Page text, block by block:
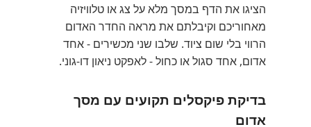
הציגו את הדף במסך מלא על צג או טלוויזיה
מאחוריכם וקיבלתם את מראה החדר האדום
הרווי בלי שום ציוד. שלבו שני מכשירים - אחד
אדום, אחד סגול או כחול - לאפקט ניאון דו-גוני.
בדיקת פיקסלים תקועים עם מסך
אדום